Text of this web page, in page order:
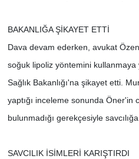
BAKANLIĞA ŞİKAYET ETTİ
Dava devam ederken, avukat
soğuk lipoliz yöntemini kullanmaya
Sağlık Bakanlığı'na şikayet etti.
yaptığı inceleme sonunda Öner'in
bulunmadığı gerekçesiyle
SAVCILIK İSİMLERİ KARIŞTIRDI